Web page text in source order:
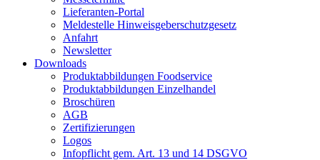
Lieferanten-Portal
Meldestelle Hinweisgeberschutzgesetz
Anfahrt
Newsletter
Downloads
Produktabbildungen Foodservice
Produktabbildungen Einzelhandel
Broschüren
AGB
Zertifizierungen
Logos
Infopflicht gem. Art. 13 und 14 DSGVO